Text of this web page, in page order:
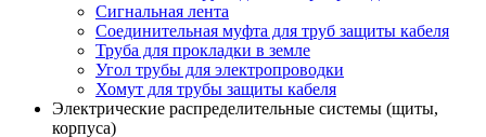
Сигнальная лента
Соединительная муфта для труб защиты кабеля
Труба для прокладки в земле
Угол трубы для электропроводки
Хомут для трубы защиты кабеля
Электрические распределительные системы (щиты,
корпуса)